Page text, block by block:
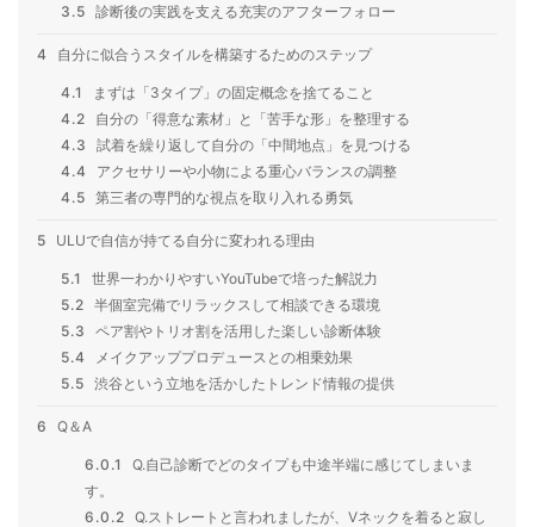
3.5 診断後の実践を支える充実のアフターフォロー
4 自分に似合うスタイルを構築するためのステップ
4.1
まずは「3タイプ」の固定概念を捨てること
4.2
自分の「得意な素材」と「苦手な形」を整理する
4.3
試着を繰り返して自分の「中間地点」を見つける
4.4
アクセサリーや小物による重心バランスの調整
4.5 第三者の専門的な視点を取り入れる勇気
5 ULUで自信が持てる自分に変われる理由
5.1
世界一わかりやすいYouTubeで培った解説力
5.2 半個室完備でリラックスして相談できる環境
5.3
ペア割やトリオ割を活用した楽しい診断体験
5.4
メイクアッププロデュースとの相乗効果
5.5 渋谷という立地を活かしたトレンド情報の提供
6 Q＆A
6.0.1
Q.自己診断でどのタイプも中途半端に感じてしまいま
す。
6.0.2 Q.ストレートと言われましたが、Vネックを着ると寂し